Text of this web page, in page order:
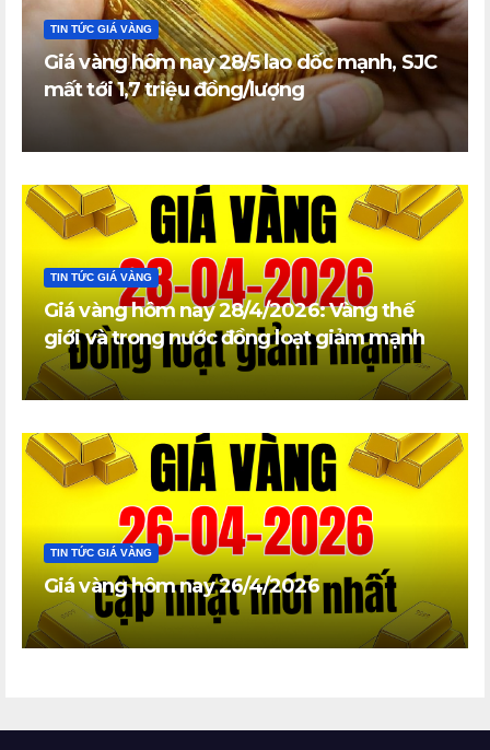
TIN TỨC GIÁ VÀNG
Giá vàng hôm nay 28/5 lao dốc mạnh, SJC
mất tới 1,7 triệu đồng/lượng
TIN TỨC GIÁ VÀNG
Giá vàng hôm nay 28/4/2026: Vàng thế
giới và trong nước đồng loạt giảm mạnh
TIN TỨC GIÁ VÀNG
Giá vàng hôm nay 26/4/2026